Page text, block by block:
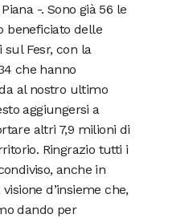
-. Sono già 56 le
beneficiato delle
sul Fesr, con la
che hanno
al nostro ultimo
aggiungersi a
altri 7,9 milioni di
Ringrazio tutti i
anche in
d’insieme che,
dando per